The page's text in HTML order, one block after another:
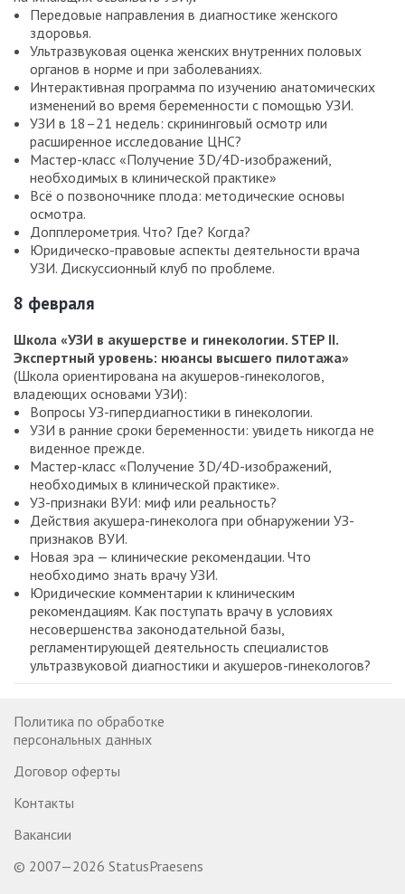
Создатель первого в стране допплеровского
анализатора скорости кровотока и кардиотокографа.
Один из экспертов, тестирующих новые модели УЗ-
оборудования, поступающие на российский рынок.
Постоянный приглашённый лектор на всероссийских
конференциях по УЗИ в акушерстве и гинекологии.
Озерская Ирина Аркадиевна
Один из ведущих специалистов УЗИ в гинекологии в
России.
Докт. мед. наук, проф. кафедры ультразвуковой
диагностики и хирургии факультета непрерывного
медицинского образования Медицинского института
Медицинского института РУДН).
Создатель авторских инновационных методик для
оценки региональной гемодинамики в матке и яичниках.
Олина Анна Александровна
Проф., докт. мед. наук.
Зам. директора по развитию Научно-
исследовательского института акушерства, гинекологии
и репродуктологии им. Д.О. Отта.
Передовые направления в диагностике женского
здоровья.
Ультразвуковая оценка женских внутренних половых
органов в норме и при заболеваниях.
Интерактивная программа по изучению анатомических
изменений во время беременности с помощью УЗИ.
УЗИ в 18–21 недель: скрининговый осмотр или
расширенное исследование ЦНС?
Мастер-класс «Получение 3D/4D-изображений,
необходимых в клинической практике»
Всё о позвоночнике плода: методические основы
осмотра.
Допплерометрия. Что? Где? Когда?
Юридическо-правовые аспекты деятельности врача
УЗИ. Дискуссионный клуб по проблеме.
8 февраля
Школа «УЗИ в акушерстве и гинекологии. STEP II.
Экспертный уровень: нюансы высшего пилотажа»
(Школа ориентирована на акушеров-гинекологов,
владеющих основами УЗИ):
Вопросы УЗ-гипердиагностики в гинекологии.
УЗИ в ранние сроки беременности: увидеть никогда не
виденное прежде.
Мастер-класс «Получение 3D/4D-изображений,
необходимых в клинической практике».
УЗ-признаки ВУИ: миф или реальность?
Действия акушера-гинеколога при обнаружении УЗ-
признаков ВУИ.
Новая эра — клинические рекомендации. Что
необходимо знать врачу УЗИ.
Юридические комментарии к клиническим
рекомендациям. Как поступать врачу в условиях
несовершенства законодательной базы,
регламентирующей деятельность специалистов
ультразвуковой диагностики и акушеров-гинекологов?
Политика по обработке
персональных данных
Договор оферты
Контакты
Вакансии
© 2007—2026 StatusPraesens